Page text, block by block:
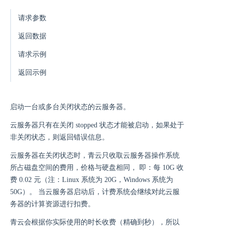
请求参数
返回数据
请求示例
返回示例
启动一台或多台关闭状态的云服务器。
云服务器只有在关闭 stopped 状态才能被启动，如果处于
非关闭状态，则返回错误信息。
云服务器在关闭状态时，青云只收取云服务器操作系统
所占磁盘空间的费用，价格与硬盘相同， 即：每 10G 收
费 0.02 元（注：Linux 系统为 20G，Windows 系统为
50G）。 当云服务器启动后，计费系统会继续对此云服
务器的计算资源进行扣费。
青云会根据你实际使用的时长收费（精确到秒），所以